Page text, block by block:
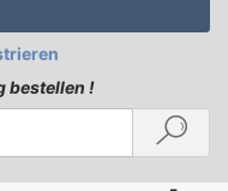
bestellen !